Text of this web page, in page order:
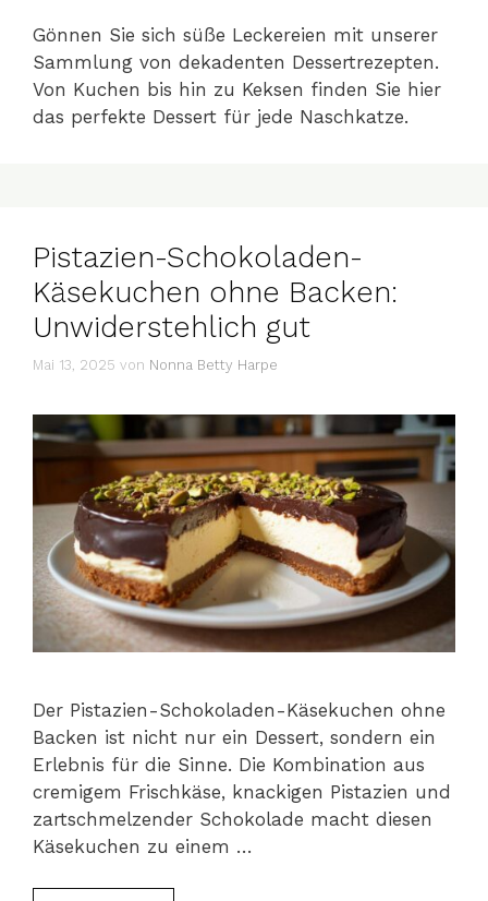
Gönnen Sie sich süße Leckereien mit unserer
Sammlung von dekadenten Dessertrezepten.
Von Kuchen bis hin zu Keksen finden Sie hier
das perfekte Dessert für jede Naschkatze.
Pistazien-Schokoladen-
Käsekuchen ohne Backen:
Unwiderstehlich gut
Mai 13, 2025 von Nonna Betty Harpe
Der Pistazien-Schokoladen-Käsekuchen ohne
Backen ist nicht nur ein Dessert, sondern ein
Erlebnis für die Sinne. Die Kombination aus
cremigem Frischkäse, knackigen Pistazien und
zartschmelzender Schokolade macht diesen
Käsekuchen zu einem …